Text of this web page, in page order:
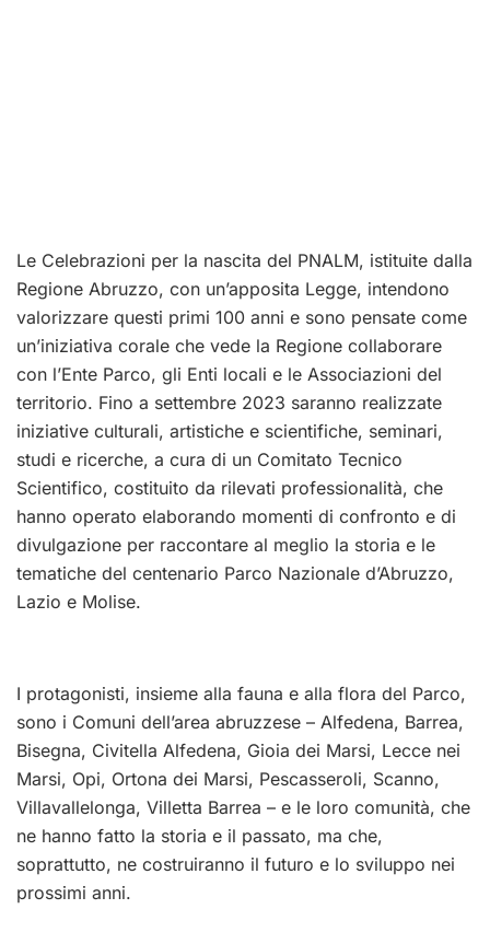
Le Celebrazioni per la nascita del PNALM, istituite dalla
Regione Abruzzo, con un’apposita Legge, intendono
valorizzare questi primi 100 anni e sono pensate come
un’iniziativa corale che vede la Regione collaborare
con l’Ente Parco, gli Enti locali e le Associazioni del
territorio. Fino a settembre 2023 saranno realizzate
iniziative culturali, artistiche e scientifiche, seminari,
studi e ricerche, a cura di un Comitato Tecnico
Scientifico, costituito da rilevati professionalità, che
hanno operato elaborando momenti di confronto e di
divulgazione per raccontare al meglio la storia e le
tematiche del centenario Parco Nazionale d’Abruzzo,
Lazio e Molise.
I protagonisti, insieme alla fauna e alla flora del Parco,
sono i Comuni dell’area abruzzese – Alfedena, Barrea,
Bisegna, Civitella Alfedena, Gioia dei Marsi, Lecce nei
Marsi, Opi, Ortona dei Marsi, Pescasseroli, Scanno,
Villavallelonga, Villetta Barrea – e le loro comunità, che
ne hanno fatto la storia e il passato, ma che,
soprattutto, ne costruiranno il futuro e lo sviluppo nei
prossimi anni.